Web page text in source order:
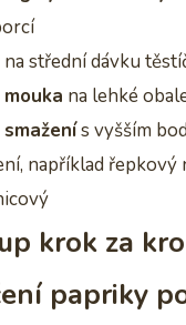
na střední dávku
na lehké
s vyšším
například řepkový
krok za
papriky